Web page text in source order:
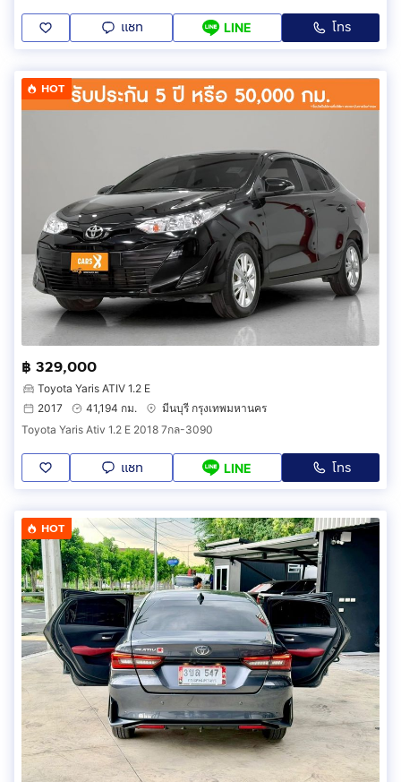
แชท LINE โทร
HOT
฿ 329,000
Toyota Yaris ATIV 1.2 E
2017
41,194 กม.
มีนบุรี กรุงเทพมหานคร
Toyota Yaris Ativ 1.2 E 2018 7กล-3090
แชท LINE โทร
HOT